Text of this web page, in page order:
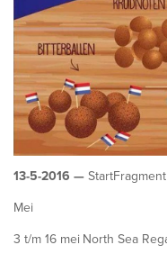
13-5-2016 — StartFragment
Mei
3 t/m 16 mei North Sea